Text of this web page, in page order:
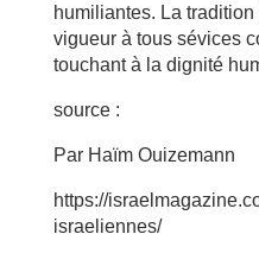
humiliantes. La
vigueur à tous sévices
touchant à la dignité
source :
Par Haïm Ouizemann
https://
israeliennes/